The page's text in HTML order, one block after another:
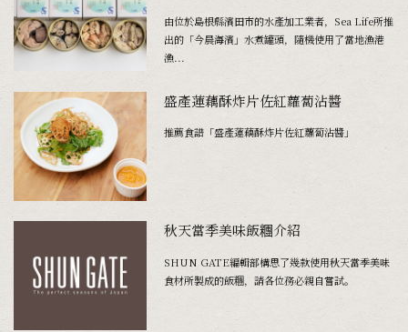
由位於島根縣濱田市的水產加工業者，Sea Life所推
出的「今晨海濱」水煮罐頭，隨機使用了當地漁港
漁...
盛產蓮藕酥炸片佐紅蘿蔔沾醬
推薦食譜「盛產蓮藕酥炸片佐紅蘿蔔沾醬」
秋天當季美味飯糰介紹
SHUN GATE編輯部構思了幾款使用秋天當季美味
食材所製成的飯糰，請各位務必親自嘗試。